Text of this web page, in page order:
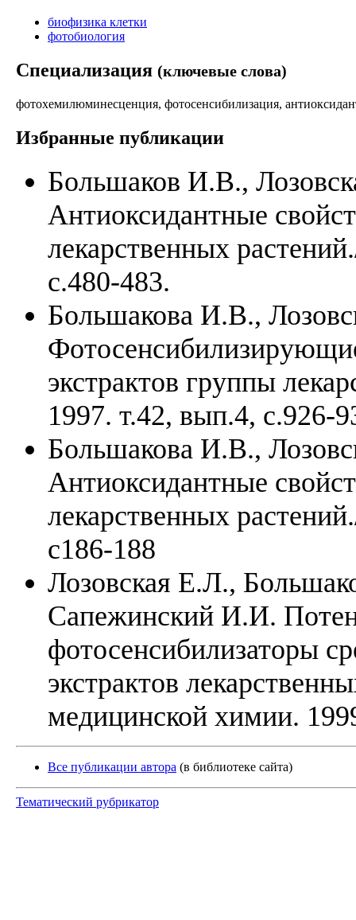
биофизика клетки
фотобиология
Специализация (ключевые слова)
фотохемилюминесценция, фотосенсибилизация,
Избранные публикации
Большаков И.В.,
Антиоксидантные
лекарственных
с.480-483.
Большакова И.В.,
экстрактов группы
1997. т.42, вып.4, с.926-
Большакова И.В.,
Антиоксидантные
лекарственных
с186-188
Лозовская Е.Л.,
Сапежинский И.И.
фотосенсибилизаторы
экстрактов
медицинской химии.
Все публикации автора (в библиотеке сайта)
Тематический рубрикатор